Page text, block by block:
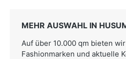
MEHR AUSWAHL IN
Auf über 10.000 qm bieten
Fashionmarken und aktuelle